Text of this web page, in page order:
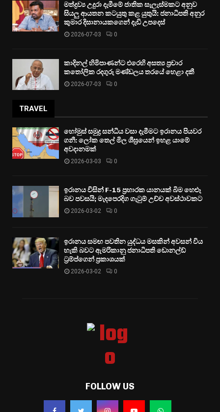
මත්ද්‍රව්‍ය උදුරා දැමීමේ ජාතික සැලැස්මකට අනුව
සියලු ආයතන කටයුතු කළ යුතුයි: ජනාධිපති අනුර
කුමාර දිසානායකගෙන් දැඩි උපදෙස්
2026-07-03 0
කාදිනල් හිමිපාණන්ට එරෙහි අසත්‍ය ප්‍රචාර
කතෝලික රදගුරු මණ්ඩලය තරයේ හෙළා දකී
2026-07-03 0
TRAVEL
හෝමුස් සමුද්‍ර සන්ධිය වසා දැමීමට ඉරානය පියවර
ගනී: ලෝක තෙල් මිල ශීඝ්‍රයෙන් ඉහළ යාමේ
අවදානමක්
2026-03-03 0
ඉරානය විසින් F-15 ප්‍රහාරක යානයක් බිම හෙළූ
බව පවසයි; මැදපෙරදිග ගැටුම් උච්ච අවස්ථාවකට
2026-03-02 0
ඉරානය සමඟ පවතින යුද්ධය මසකින් අවසන් විය
හැකි බවට ඇමරිකානු ජනාධිපති ඩොනල්ඩ්
ට්‍රම්ප්ගෙන් ප්‍රකාශයක්
2026-03-02 0
FOLLOW US